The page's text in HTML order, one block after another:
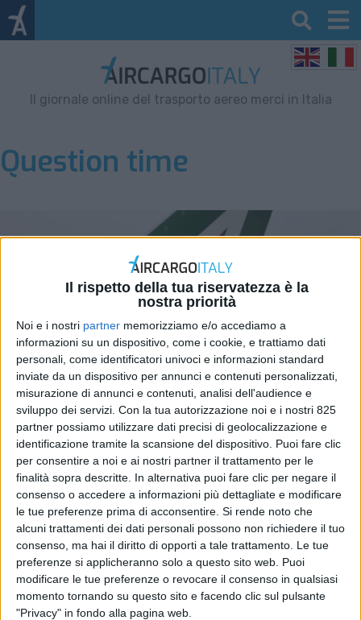
Il rispetto della tua riservatezza è la
nostra priorità
Noi e i nostri partner memorizziamo e/o accediamo a
informazioni su un dispositivo, come i cookie, e trattiamo dati
personali, come identificatori univoci e informazioni standard
inviate da un dispositivo per annunci e contenuti personalizzati,
misurazione di annunci e contenuti, analisi dell'audience e
sviluppo dei servizi. Con la tua autorizzazione noi e i nostri 825
partner possiamo utilizzare dati precisi di geolocalizzazione e
identificazione tramite la scansione del dispositivo. Puoi fare clic
per consentire a noi e ai nostri partner il trattamento per le
finalità sopra descritte. In alternativa puoi fare clic per negare il
consenso o accedere a informazioni più dettagliate e modificare
le tue preferenze prima di acconsentire. Si rende noto che
alcuni trattamenti dei dati personali possono non richiedere il tuo
consenso, ma hai il diritto di opporti a tale trattamento. Le tue
preferenze si applicheranno solo a questo sito web. Puoi
modificare le tue preferenze o revocare il consenso in qualsiasi
momento tornando su questo sito e facendo clic sul pulsante
"Privacy" in fondo alla pagina web.
Il giornale online del trasporto aereo merci in Italia
Question time
Patuanelli: “Abbiamo capito
quanto è importante il cargo
per Alitalia”
ITALIA 7 MAGGIO 2020